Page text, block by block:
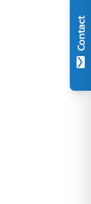
Contact